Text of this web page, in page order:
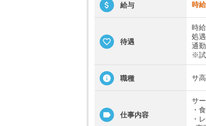
給与 時
待遇
時
処
通
※試
職種 サ
仕事内容
サ
・
・